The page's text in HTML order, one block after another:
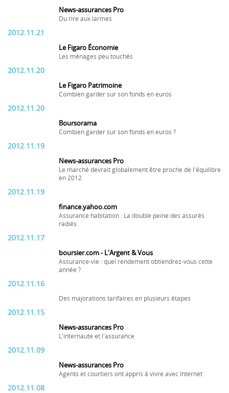
News-assurances Pro
Du rire aux larmes
2012.11.21
Le Figaro Économie
Les ménages peu touchés
2012.11.20
Le Figaro Patrimoine
Combien garder sur son fonds en euros
2012.11.20
Boursorama
Combien garder sur son fonds en euros ?
2012.11.19
News-assurances Pro
Le marché devrait globalement être proche de l'équilibre
en 2012
2012.11.19
finance.yahoo.com
Assurance habitation : La double peine des assurés
radiés
2012.11.17
boursier.com - L'Argent & Vous
Assurance-vie : quel rendement obtiendrez-vous cette
année ?
2012.11.16
Des majorations tarifaires en plusieurs étapes
2012.11.15
News-assurances Pro
L'internaute et l'assurance
2012.11.09
News-assurances Pro
Agents et courtiers ont appris à vivre avec Internet
2012.11.08